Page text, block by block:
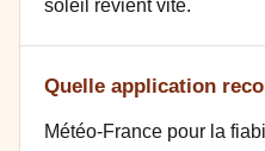
soleil revient vite.
Quelle application
Météo-France pour la